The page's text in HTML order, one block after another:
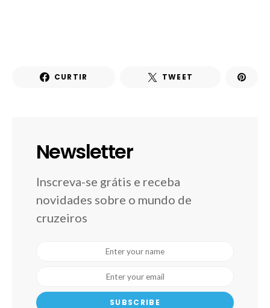
CURTIR TWEET
Newsletter
Inscreva-se grátis e receba
novidades sobre o mundo de
cruzeiros
SUBSCRIBE